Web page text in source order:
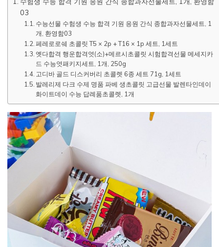
03
수능선물 수험생 수능 합격 기원 응원 간식 종합과자선물세트, 1
개, 환영함03
페레로로쉐 초콜릿 T5 × 2p + T16 × 1p 세트, 1세트
옛다합격 행운합격엿(소)+메르시초콜릿 시험합격선물 메세지카
드 수능엿패키지세트, 1개, 250g
고디바 골드 디스커버리 초콜렛 6종 세트 71g, 1세트
발레리제 다크 수제 명품 파베 생초콜릿 고급선물 발렌타인데이
화이트데이 수능 답례품초콜렛, 1개